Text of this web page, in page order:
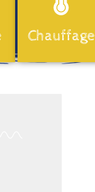
Chauffage